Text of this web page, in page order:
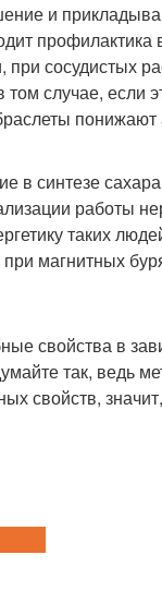
и
профилактика
сосудистых
случае, если
понижают
в синтезе
работы
таких
магнитных
свойства в
так, ведь
свойств,